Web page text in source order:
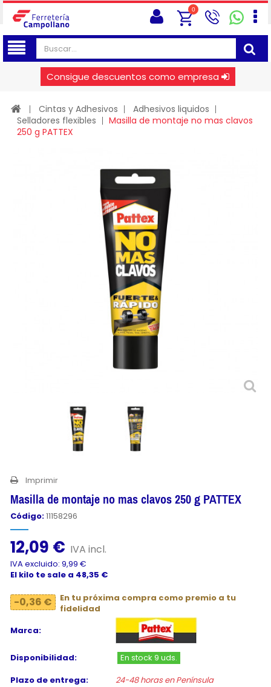
0
Consigue descuentos como empresa
Cintas y Adhesivos
Adhesivos liquidos
Selladores flexibles
Masilla de montaje no mas clavos
250 g PATTEX
Imprimir
Masilla de montaje no mas clavos 250 g PATTEX
Código:11158296
12,09 € IVA incl.
IVA excluido: 9,99 €
El kilo te sale a 48,35 €
-0,36 €
En tu próxima compra como premio a tu
fidelidad
Marca:
Disponibilidad:
En stock 9 uds.
Plazo de entrega:
24-48 horas en Península